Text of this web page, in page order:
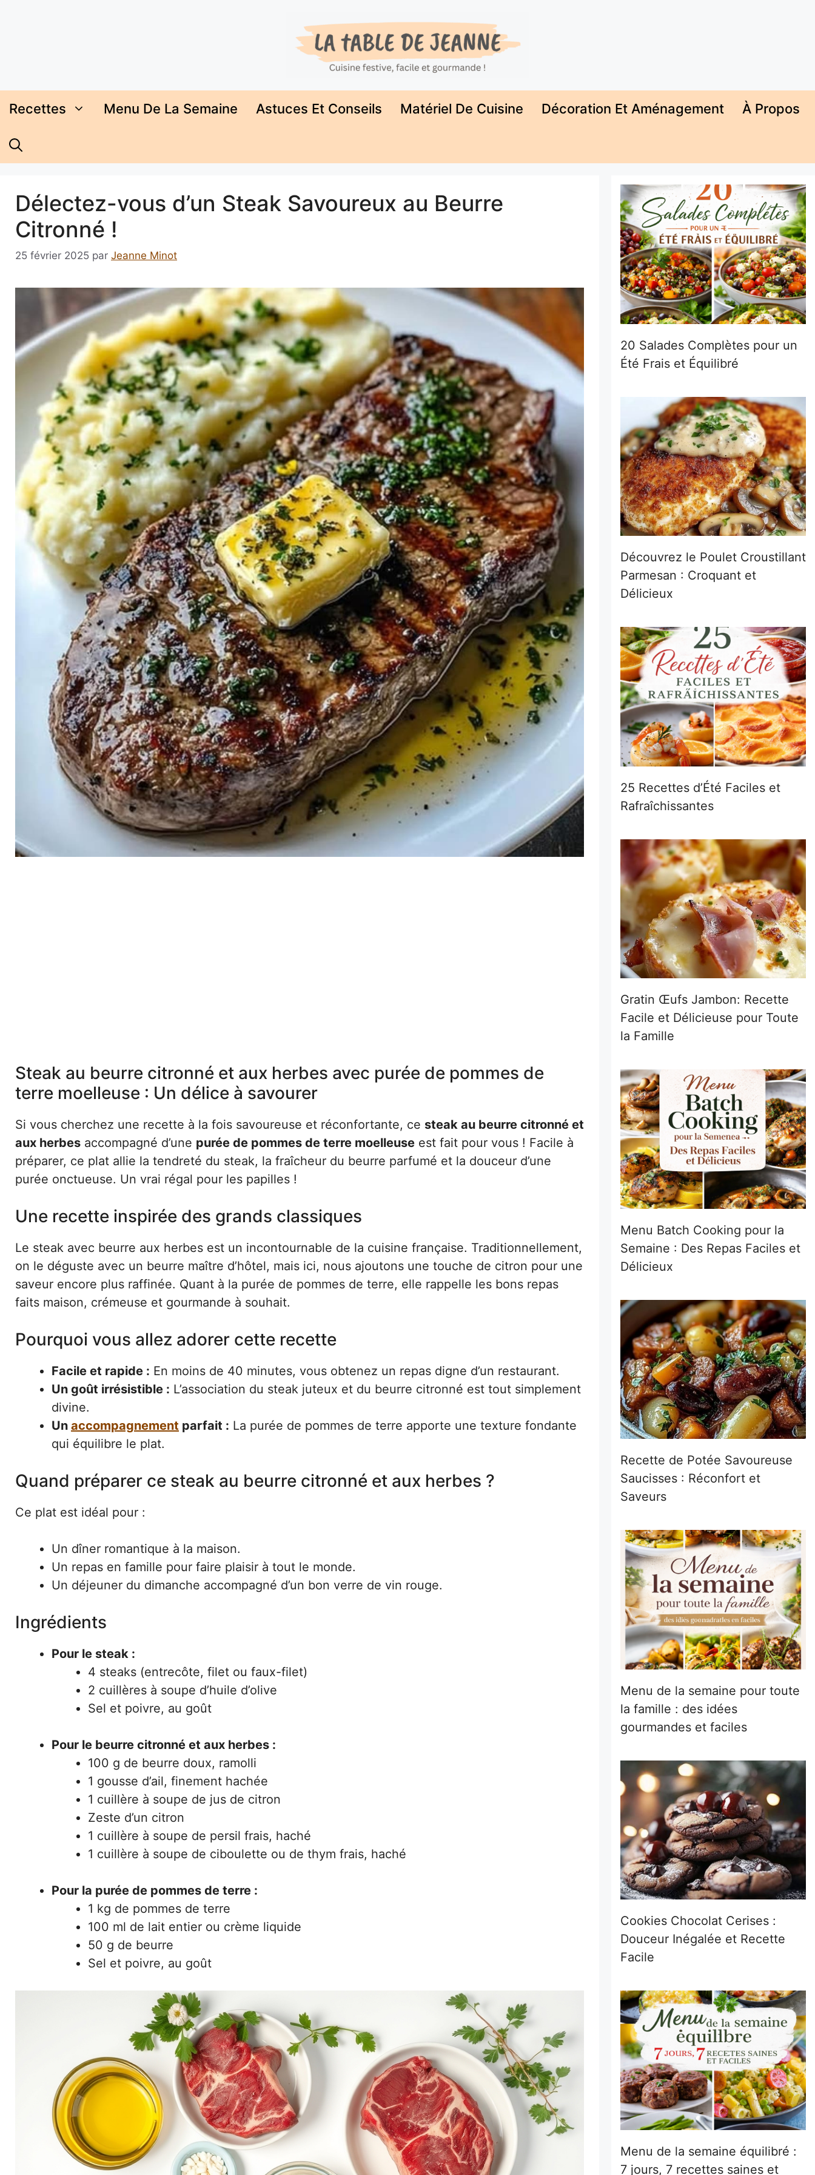
Recettes Menu De La Semaine Astuces Et Conseils Matériel De Cuisine Décoration Et Aménagement À Propos
Délectez-vous d’un Steak Savoureux au Beurre
Citronné !
25 février 2025 par Jeanne Minot
Steak au beurre citronné et aux herbes avec purée de pommes de
terre moelleuse : Un délice à savourer
Si vous cherchez une recette à la fois savoureuse et réconfortante, ce steak au beurre citronné et
aux herbes accompagné d’une purée de pommes de terre moelleuse est fait pour vous ! Facile à
préparer, ce plat allie la tendreté du steak, la fraîcheur du beurre parfumé et la douceur d’une
purée onctueuse. Un vrai régal pour les papilles !
Une recette inspirée des grands classiques
Le steak avec beurre aux herbes est un incontournable de la cuisine française. Traditionnellement,
on le déguste avec un beurre maître d’hôtel, mais ici, nous ajoutons une touche de citron pour une
saveur encore plus raffinée. Quant à la purée de pommes de terre, elle rappelle les bons repas
faits maison, crémeuse et gourmande à souhait.
Pourquoi vous allez adorer cette recette
Facile et rapide : En moins de 40 minutes, vous obtenez un repas digne d’un restaurant.
Un goût irrésistible : L’association du steak juteux et du beurre citronné est tout simplement
divine.
Un accompagnement parfait : La purée de pommes de terre apporte une texture fondante
qui équilibre le plat.
Quand préparer ce steak au beurre citronné et aux herbes ?
Ce plat est idéal pour :
Un dîner romantique à la maison.
Un repas en famille pour faire plaisir à tout le monde.
Un déjeuner du dimanche accompagné d’un bon verre de vin rouge.
Ingrédients
Pour le steak :
4 steaks (entrecôte, filet ou faux-filet)
2 cuillères à soupe d’huile d’olive
Sel et poivre, au goût
Pour le beurre citronné et aux herbes :
100 g de beurre doux, ramolli
1 gousse d’ail, finement hachée
1 cuillère à soupe de jus de citron
Zeste d’un citron
1 cuillère à soupe de persil frais, haché
1 cuillère à soupe de ciboulette ou de thym frais, haché
Pour la purée de pommes de terre :
1 kg de pommes de terre
100 ml de lait entier ou crème liquide
50 g de beurre
Sel et poivre, au goût
20 Salades Complètes pour un
Été Frais et Équilibré
Découvrez le Poulet Croustillant
Parmesan : Croquant et
Délicieux
25 Recettes d’Été Faciles et
Rafraîchissantes
Gratin Œufs Jambon: Recette
Facile et Délicieuse pour Toute
la Famille
Menu Batch Cooking pour la
Semaine : Des Repas Faciles et
Délicieux
Recette de Potée Savoureuse
Saucisses : Réconfort et
Saveurs
Menu de la semaine pour toute
la famille : des idées
gourmandes et faciles
Cookies Chocolat Cerises :
Douceur Inégalée et Recette
Facile
Menu de la semaine équilibré :
7 jours, 7 recettes saines et